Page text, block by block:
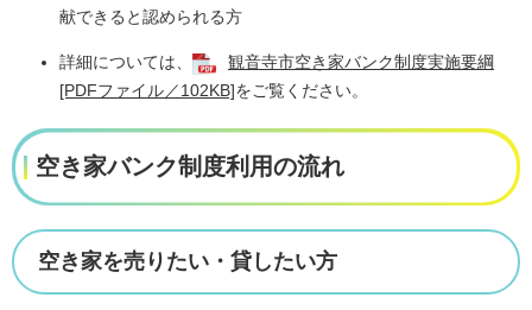
献できると認められる方
詳細については、
観音寺市空き家バンク制度実施要綱
[PDFファイル／102KB]をご覧ください。
空き家バンク制度利用の流れ
空き家を売りたい・貸したい方